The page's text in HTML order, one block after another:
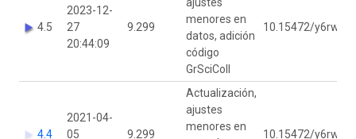
4.5
2023-12-
27
20:44:09
9.299
menores en
datos, adición
código
GrSciColl
10.15472/y6rwfq
4.4
2021-04-
05
9.299
Actualización,
ajustes
menores en
10.15472/y6rwfq